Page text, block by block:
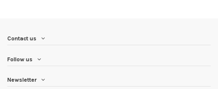
Contact us
Follow us
Newsletter